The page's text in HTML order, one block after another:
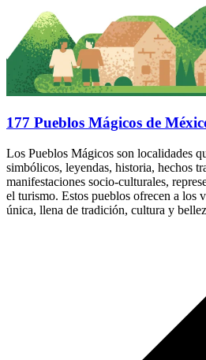
177 Pueblos Mágicos de
Los Pueblos Mágicos son localidades
simbólicos, leyendas, historia, hechos
manifestaciones socio-culturales,
el turismo. Estos pueblos ofrecen a los
única, llena de tradición, cultura y